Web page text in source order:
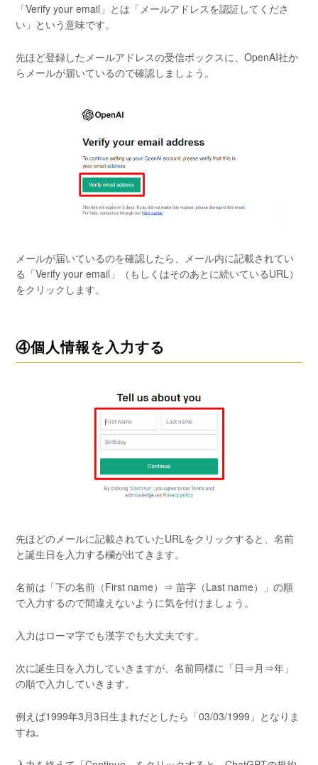
「Verify your email」とは「メールアドレスを認証してくださ
い」という意味です。
先ほど登録したメールアドレスの受信ボックスに、OpenAI社か
らメールが届いているので確認しましょう。
メールが届いているのを確認したら、メール内に記載されてい
る「Verify your email」（もしくはそのあとに続いているURL）
をクリックします。
④個人情報を入力する
先ほどのメールに記載されていたURLをクリックすると、名前
と誕生日を入力する欄が出てきます。
名前は「下の名前（First name）⇒ 苗字（Last name）」の順
で入力するので間違えないように気を付けましょう。
入力はローマ字でも漢字でも大丈夫です。
次に誕生日を入力していきますが、名前同様に「日⇒月⇒年」
の順で入力していきます。
例えば1999年3月3日生まれだとしたら「03/03/1999」となりま
すね。